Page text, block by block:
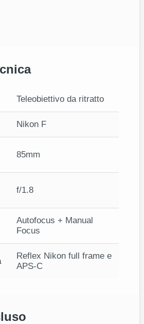
Teleobiettivo da ritratto
Nikon F
85mm
f/1.8
Autofocus + Manual
Focus
Reflex Nikon full frame e
APS‑C